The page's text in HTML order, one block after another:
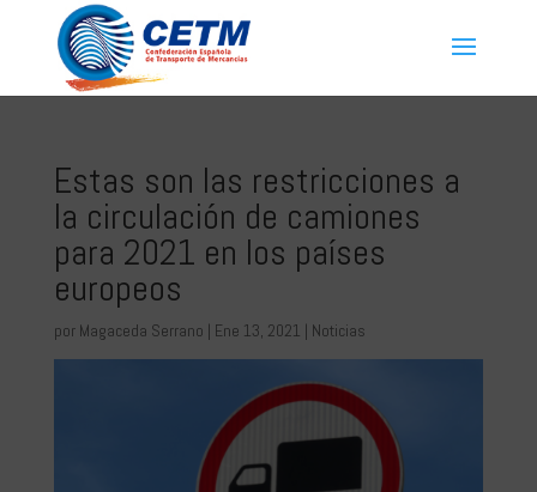
Estas son las restricciones a
la circulación de camiones
para 2021 en los países
europeos
por Magaceda Serrano | Ene 13, 2021 | Noticias